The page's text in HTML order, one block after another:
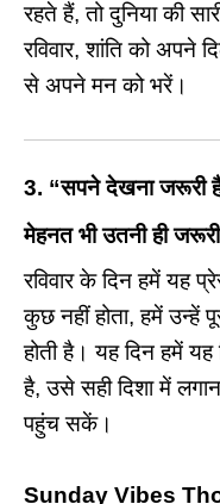
रहते हैं, तो दुनिया की
रविवार, शांति को अपने
से अपने मन को भरें।
3. “सपने देखना जरूरी
मेहनत भी उतनी ही
रविवार के दिन हमें यह
कुछ नहीं होता, हमें उन्हें
होती है। यह दिन हमें यह
है, उसे सही दिशा में
पहुंच सकें।
Sunday Vibes